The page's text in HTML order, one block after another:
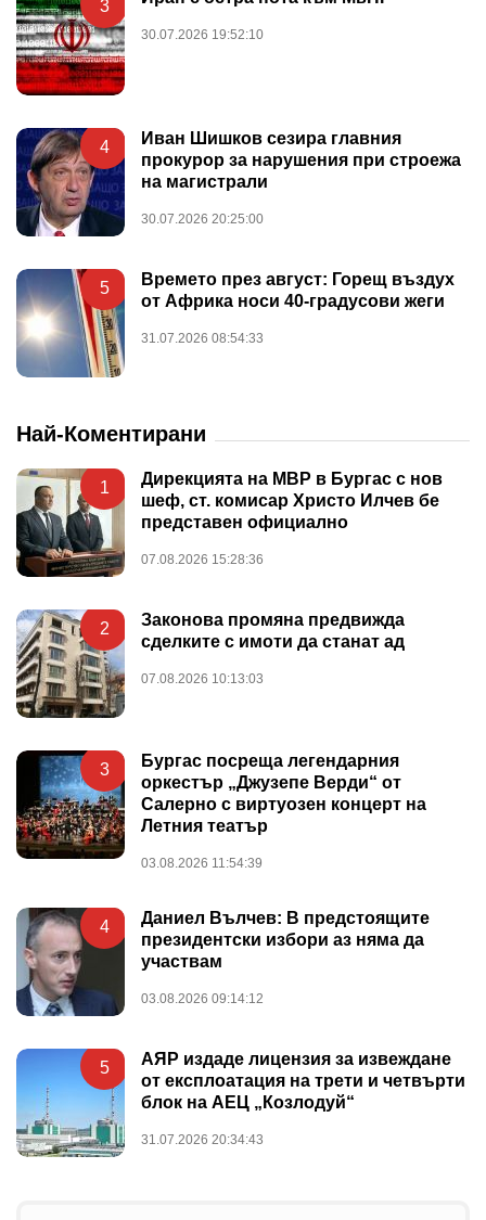
3
30.07.2026 19:52:10
4
Иван Шишков сезира главния
прокурор за нарушения при строежа
на магистрали
30.07.2026 20:25:00
5
Времето през август: Горещ въздух
от Африка носи 40-градусови жеги
31.07.2026 08:54:33
Най-Коментирани
1
Дирекцията на МВР в Бургас с нов
шеф, ст. комисар Христо Илчев бе
представен официално
07.08.2026 15:28:36
2
Законова промяна предвижда
сделките с имоти да станат ад
07.08.2026 10:13:03
3
Бургас посреща легендарния
оркестър „Джузепе Верди“ от
Салерно с виртуозен концерт на
Летния театър
03.08.2026 11:54:39
4
Даниел Вълчев: В предстоящите
президентски избори аз няма да
участвам
03.08.2026 09:14:12
5
АЯР издаде лицензия за извеждане
от експлоатация на трети и четвърти
блок на АЕЦ „Козлодуй“
31.07.2026 20:34:43